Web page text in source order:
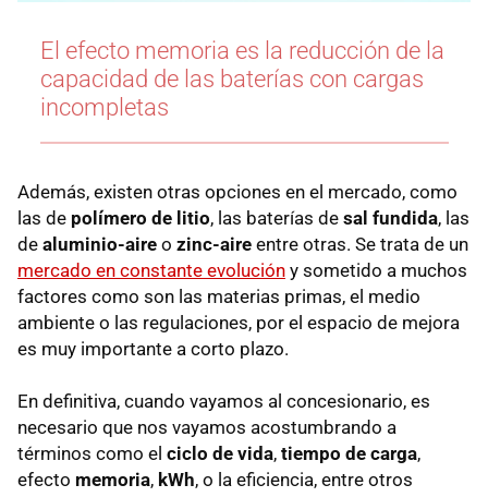
El efecto memoria es la reducción de la
capacidad de las baterías con cargas
incompletas
Además, existen otras opciones en el mercado, como
las de polímero de litio, las baterías de sal fundida, las
de aluminio-aire o zinc-aire entre otras. Se trata de un
mercado en constante evolución y sometido a muchos
factores como son las materias primas, el medio
ambiente o las regulaciones, por el espacio de mejora
es muy importante a corto plazo.
En definitiva, cuando vayamos al concesionario, es
necesario que nos vayamos acostumbrando a
términos como el ciclo de vida, tiempo de carga,
efecto memoria, kWh, o la eficiencia, entre otros